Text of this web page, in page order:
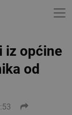
iz općine
od